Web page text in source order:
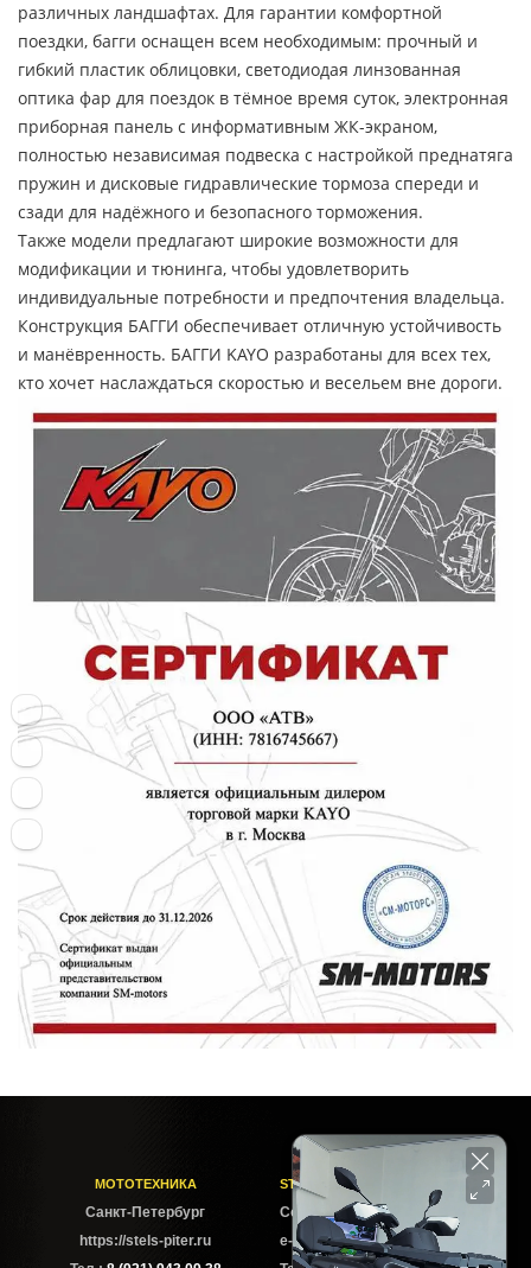
различных ландшафтах. Для гарантии комфортной
поездки, багги оснащен всем необходимым: прочный и
гибкий пластик облицовки, светодиодая линзованная
оптика фар для поездок в тёмное время суток, электронная
приборная панель с информативным ЖК-экраном,
полностью независимая подвеска с настройкой преднатяга
пружин и дисковые гидравлические тормоза спереди и
сзади для надёжного и безопасного торможения.
Также модели предлагают широкие возможности для
модификации и тюнинга, чтобы удовлетворить
индивидуальные потребности и предпочтения владельца.
Конструкция БАГГИ обеспечивает отличную устойчивость
и манёвренность. БАГГИ KAYO разработаны для всех тех,
кто хочет наслаждаться скоростью и весельем вне дороги.
МОТОТЕХНИКА
Cанкт-Петербург
https://stels-piter.ru
STELS-PITER СОФИЙСКАЯ
Софийская ул. 6Б
e-mail: sales@stels-piter.ru